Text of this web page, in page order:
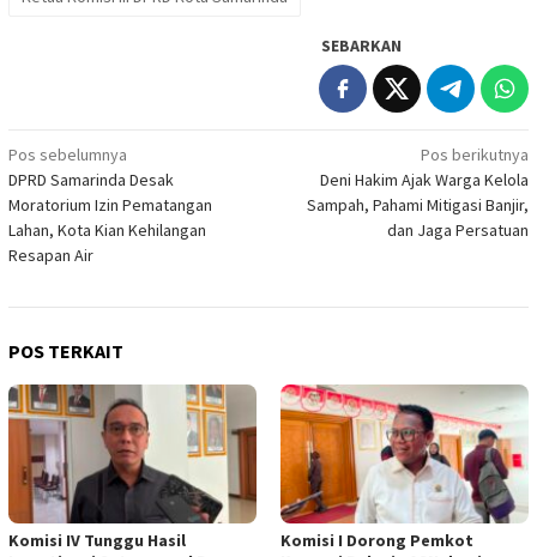
SEBARKAN
Navigasi
pos
Pos sebelumnya
DPRD Samarinda Desak
Moratorium Izin Pematangan
Lahan, Kota Kian Kehilangan
Resapan Air
Pos berikutnya
Deni Hakim Ajak Warga Kelola
Sampah, Pahami Mitigasi Banjir,
dan Jaga Persatuan
POS TERKAIT
Komisi IV Tunggu Hasil
Komisi I Dorong Pemkot